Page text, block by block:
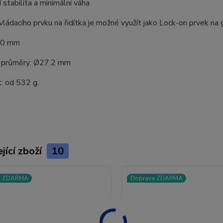
a minimální váha
prvku na řidítka je možné využít jako Lock-on prvek na
mm
Ø27.2 mm
od 532 g.
zboží 10
Doprava ZDARMA